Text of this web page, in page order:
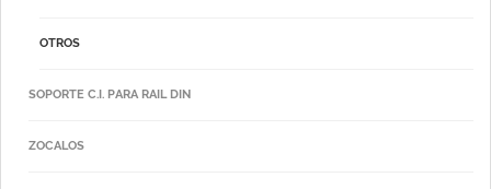
OTROS
SOPORTE C.I. PARA RAIL DIN
ZOCALOS